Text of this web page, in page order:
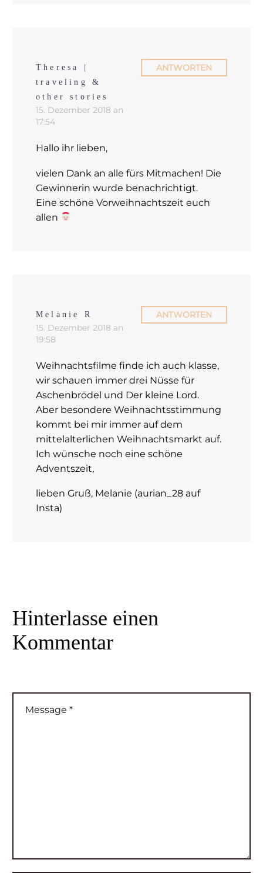
Theresa |
traveling &
other stories
15. Dezember 2018 an
17:54
ANTWORTEN
Hallo ihr lieben,
vielen Dank an alle fürs Mitmachen! Die
Gewinnerin wurde benachrichtigt.
Eine schöne Vorweihnachtszeit euch
allen
Melanie R
15. Dezember 2018 an
19:58
ANTWORTEN
Weihnachtsfilme finde ich auch klasse,
wir schauen immer drei Nüsse für
Aschenbrödel und Der kleine Lord.
Aber besondere Weihnachtsstimmung
kommt bei mir immer auf dem
mittelalterlichen Weihnachtsmarkt auf.
Ich wünsche noch eine schöne
Adventszeit,
lieben Gruß, Melanie (aurian_28 auf
Insta)
Hinterlasse einen
Kommentar